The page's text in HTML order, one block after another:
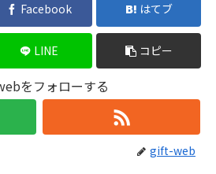
Facebook はてブ
LINE コピー
をフォローする
gift-web